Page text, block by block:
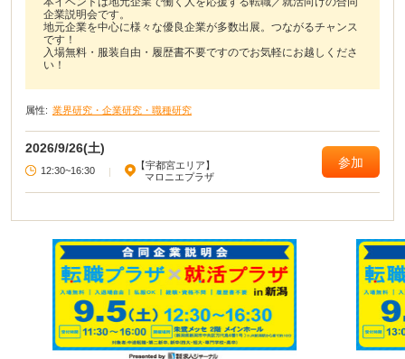
企業説明会です。
地元企業を中心に様々な優良企業が多数出展。つながるチャンス
です！
入場無料・服装自由・履歴書不要ですのでお気軽にお越しくださ
い！
属性: 業界研究・企業研究・職種研究
2026/9/26(土)
12:30~16:30 |
【宇都宮エリア】
マロニエプラザ
参加